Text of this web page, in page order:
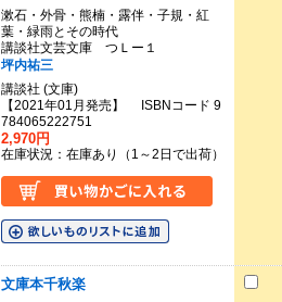
漱石・外骨・熊楠・露伴・子規・紅
葉・緑雨とその時代
講談社文芸文庫 つＬー１
坪内祐三
講談社 (文庫)
【2021年01月発売】 ISBNコード 9
784065222751
2,970円
在庫状況：在庫あり（1～2日で出荷）
文庫本千秋楽